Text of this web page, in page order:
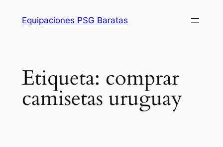
Equipaciones PSG Baratas
Etiqueta: comprar
camisetas uruguay